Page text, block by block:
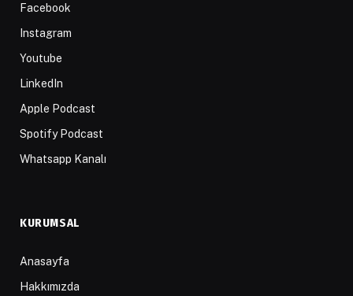
Facebook
Instagram
Youtube
LinkedIn
Apple Podcast
Spotify Podcast
Whatsapp Kanalı
KURUMSAL
Anasayfa
Hakkımızda